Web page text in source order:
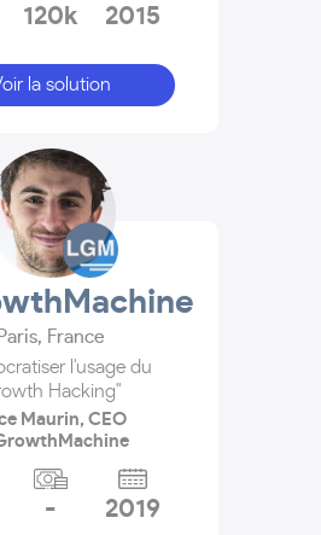
120k 2015
la solution
Paris, France
l'usage du
Hacking"
Maurin, CEO
- 2019